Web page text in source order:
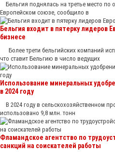
Бельгия поднялась на третье место по
Европейском союзе, сообщило в
Бельгия входит в пятерку лидеров
бизнесе
Более трети бельгийских компаний
что ставит Бельгию в число ведущих
Использование минеральных
в 2024 году
В 2024 году в сельскохозяйственном
использовано 9,8 млн. тонн
Фламандское агентство по
санкций на соискателей работы